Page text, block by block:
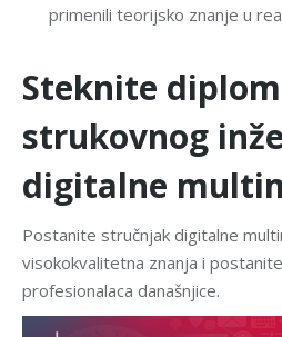
primenili teorijsko znanje u
Steknite
strukovnog
digitalne
Postanite stručnjak digitalne
visokokvalitetna znanja i
profesionalaca današnjice.